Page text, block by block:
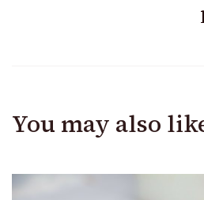
You may also